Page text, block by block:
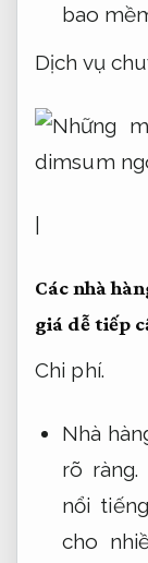
bao
Dịch vụ
Các nhà
giá dễ tiếp
Chi phí.
Nhà
rõ ràng.
nổi
cho